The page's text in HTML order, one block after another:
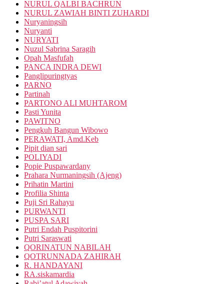
NURUL QALBI BACHRUN
NURUL ZAWIAH BINTI ZUHARDI
Nuryaningsih
Nuryanti
NURYATI
Nuzul Sabrina Saragih
Opah Masfufah
PANCA INDRA DEWI
Panglipuringtyas
PARNO
Partinah
PARTONO ALI MUHTAROM
Pasti Yunita
PAWITNO
Pengkuh Bangun Wibowo
PERAWATI, Amd.Keb
Pipit dian sari
POLIYADI
Popie Puspawardany
Prahara Nurmaningsih (Ajeng)
Prihatin Martini
Profilia Shinta
Puji Sri Rahayu
PURWANTI
PUSPA SARI
Putri Endah Puspitorini
Putri Saraswati
QORINATUN NABILAH
QOTRUNNADA ZAHIRAH
R. HANDAYANI
RA.siskamardia